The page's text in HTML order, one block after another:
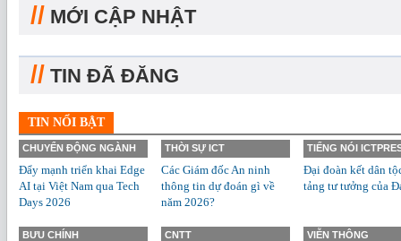
// MỚI CẬP NHẬT
// TIN ĐÃ ĐĂNG
TIN NỔI BẬT
CHUYỂN ĐỘNG NGÀNH
Đẩy mạnh triển khai Edge
AI tại Việt Nam qua Tech
Days 2026
THỜI SỰ ICT
Các Giám đốc An ninh
thông tin dự đoán gì về
năm 2026?
TIẾNG NÓI
Đại đoàn kết dân
tảng tư tưởng của
BƯU CHÍNH CNTT VIỄN THÔNG